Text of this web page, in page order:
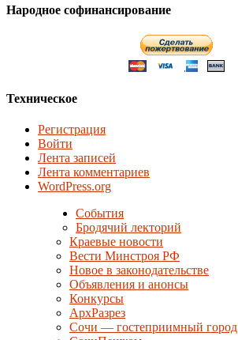
Народное софинансирование
Техническое
Регистрация
Войти
Лента записей
Лента комментариев
WordPress.org
События
Бродячий лекторий
Краевые новости
Вести Минстроя РФ
Новое в законодательстве
Объявления и анонсы
Конкурсы
АрхРазрез
Сочи — гостеприимный город